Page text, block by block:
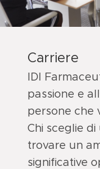
Carriere
IDI
passione e
persone che
Chi sceglie di
trovare un
significative